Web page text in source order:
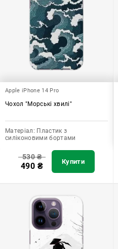
Apple iPhone 14 Pro
Чохол "Морські хвилі"
Матеріал: Пластик з
силіконовими бортами
530₴
490 ₴ Купити